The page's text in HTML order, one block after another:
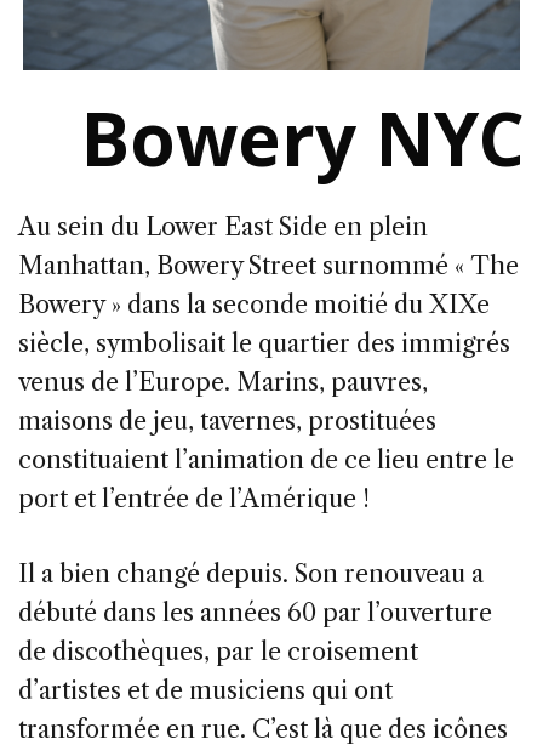
Bowery NYC
Au sein du Lower East Side en plein
Manhattan, Bowery Street surnommé « The
Bowery » dans la seconde moitié du XIXe
siècle, symbolisait le quartier des immigrés
venus de l’Europe. Marins, pauvres,
maisons de jeu, tavernes, prostituées
constituaient l’animation de ce lieu entre le
port et l’entrée de l’Amérique !
Il a bien changé depuis. Son renouveau a
débuté dans les années 60 par l’ouverture
de discothèques, par le croisement
d’artistes et de musiciens qui ont
transformée en rue. C’est là que des icônes